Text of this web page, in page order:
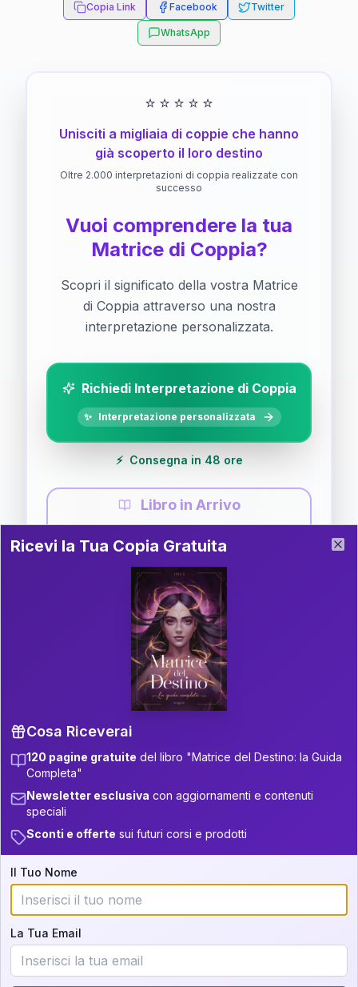
Copia Link Facebook Twitter
WhatsApp
⭐ ⭐ ⭐ ⭐ ⭐
Unisciti a migliaia di coppie che hanno
già scoperto il loro destino
Oltre 2.000 interpretazioni di coppia realizzate con
successo
Vuoi comprendere la tua
Matrice di Coppia?
Scopri il significato della vostra Matrice
di Coppia attraverso una nostra
interpretazione personalizzata.
Richiedi Interpretazione di Coppia
✨ Interpretazione personalizzata
⚡ Consegna in 48 ore
Libro in Arrivo
Guida completa di Coppia
Il libro è in fase di scrittura. Iscriviti alla newsletter
per ricevere aggiornamenti!
P.S. Interpretazione parziale
gratuita
Scorri più in basso per vedere
un'interpretazione parziale gratuita della tua
Iscriviti alla newsletter per ricevere
aggiornamenti quando sarà disponibile.
Cosa scoprirete nella vostra
interpretazione:
💕 Come rafforzare la vostra unione
Ricevi la Tua Copia Gratuita del Libro
Ricevi la Tua Copia Gratuita
Cosa Riceverai
120 pagine gratuite del libro "Matrice del Destino: la Guida
Completa"
Newsletter esclusiva con aggiornamenti e contenuti
speciali
Sconti e offerte sui futuri corsi e prodotti
Il Tuo Nome
La Tua Email